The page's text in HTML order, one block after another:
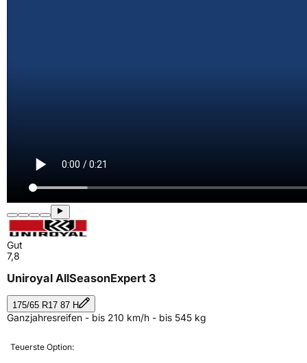
Gut
7,8
Uniroyal AllSeasonExpert 3
175/65 R17 87 H
Ganzjahresreifen - bis 210 km/h - bis 545 kg
Teuerste Option: